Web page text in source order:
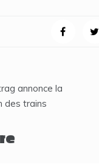
annonce la
des trains